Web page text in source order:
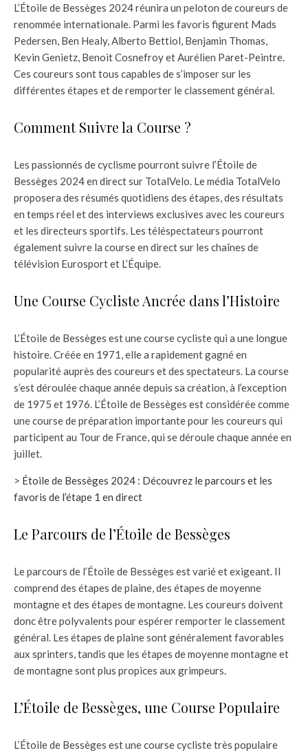
L’Étoile de Bessèges 2024 réunira un peloton de coureurs de
renommée internationale. Parmi les favoris figurent Mads
Pedersen, Ben Healy, Alberto Bettiol, Benjamin Thomas,
Kevin Genietz, Benoit Cosnefroy et Aurélien Paret-Peintre.
Ces coureurs sont tous capables de s’imposer sur les
différentes étapes et de remporter le classement général.
Comment Suivre la Course ?
Les passionnés de cyclisme pourront suivre l’Étoile de
Bessèges 2024 en direct sur TotalVelo. Le média TotalVelo
proposera des résumés quotidiens des étapes, des résultats
en temps réel et des interviews exclusives avec les coureurs
et les directeurs sportifs. Les téléspectateurs pourront
également suivre la course en direct sur les chaînes de
télévision Eurosport et L’Équipe.
Une Course Cycliste Ancrée dans l’Histoire
L’Étoile de Bessèges est une course cycliste qui a une longue
histoire. Créée en 1971, elle a rapidement gagné en
popularité auprès des coureurs et des spectateurs. La course
s’est déroulée chaque année depuis sa création, à l’exception
de 1975 et 1976. L’Étoile de Bessèges est considérée comme
une course de préparation importante pour les coureurs qui
participent au Tour de France, qui se déroule chaque année en
juillet.
> Étoile de Bessèges 2024 : Découvrez le parcours et les
favoris de l’étape 1 en direct
Le Parcours de l’Étoile de Bessèges
Le parcours de l’Étoile de Bessèges est varié et exigeant. Il
comprend des étapes de plaine, des étapes de moyenne
montagne et des étapes de montagne. Les coureurs doivent
donc être polyvalents pour espérer remporter le classement
général. Les étapes de plaine sont généralement favorables
aux sprinters, tandis que les étapes de moyenne montagne et
de montagne sont plus propices aux grimpeurs.
L’Étoile de Bessèges, une Course Populaire
L’Étoile de Bessèges est une course cycliste très populaire